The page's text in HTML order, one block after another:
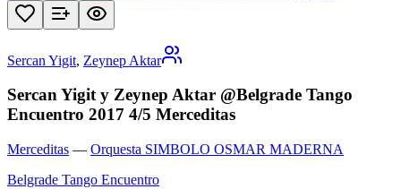
Sercan Yigit, Zeynep Aktar
Sercan Yigit y Zeynep Aktar @Belgrade Tango
Encuentro 2017 4/5 Merceditas
Merceditas — Orquesta SIMBOLO OSMAR MADERNA
Belgrade Tango Encuentro